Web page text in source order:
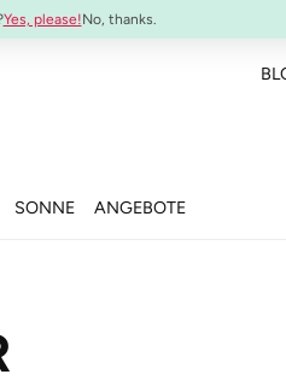
Yes, please!No, thanks.
SONNE ANGEBOTE